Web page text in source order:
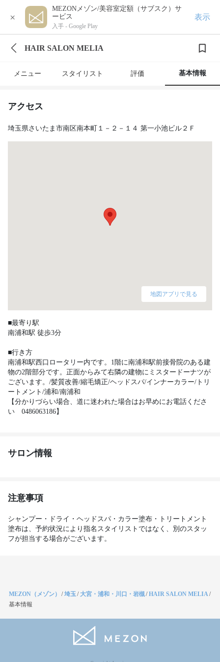
×
MEZONメゾン/美容室定額（サブスク）サ
ービス
入手 - Google Play
表示
HAIR SALON MELIA
メニュー スタイリスト 評価 基本情報
アクセス
埼玉県さいたま市南区南本町１－２－１４ 第一小池ビル２Ｆ
地図アプリで見る
■最寄り駅
南浦和駅 徒歩3分
■行き方
南浦和駅西口ロータリー内です。1階に南浦和駅前接骨院のある建
物の2階部分です。正面からみて右隣の建物にミスタードーナツが
ございます。/髪質改善/縮毛矯正/ヘッドスパ/インナーカラー/トリ
ートメント/浦和/南浦和
【分かりづらい場合、道に迷われた場合はお早めにお電話くださ
い　0486063186】
サロン情報
注意事項
シャンプー・ドライ・ヘッドスパ・カラー塗布・トリートメント
塗布は、予約状況により指名スタイリストではなく、別のスタッ
フが担当する場合がございます。
MEZON（メゾン） /埼玉/大宮・浦和・川口・岩槻/HAIR SALON MELIA/
基本情報